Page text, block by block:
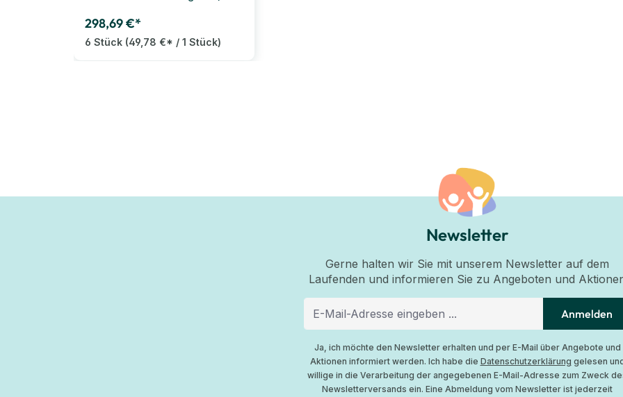
298,69 €*
6 Stück (49,78 €* / 1 Stück)
Newsletter
Gerne halten wir Sie mit unserem Newsletter auf dem
Laufenden und informieren Sie zu Angeboten und
Anmelden
Ja, ich möchte den Newsletter erhalten und per E-Mail über Angebote und
Aktionen informiert werden. Ich habe die Datenschutzerklärung gelesen
willige in die Verarbeitung der angegebenen E-Mail-Adresse zum Zweck
Newsletterversands ein. Eine Abmeldung vom Newsletter ist jederzeit